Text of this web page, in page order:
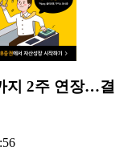
지 2주 연장…결